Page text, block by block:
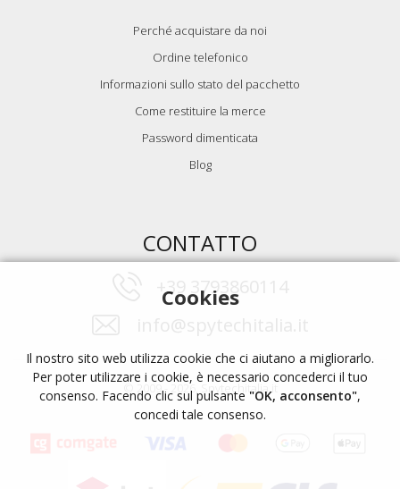
Perché acquistare da noi
Ordine telefonico
Informazioni sullo stato del pacchetto
Come restituire la merce
Password dimenticata
Blog
CONTATTO
+39 3793860114
© 2009 - 2026, Spytechitalia.it
Cookies
Il nostro sito web utilizza cookie che ci aiutano a migliorarlo.
Per poter utilizzare i cookie, è necessario concederci il tuo
consenso. Facendo clic sul pulsante "OK, acconsento",
concedi tale consenso.